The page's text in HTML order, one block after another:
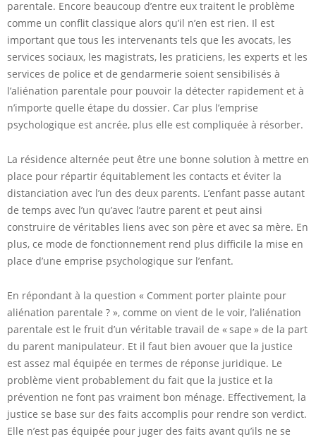
parentale. Encore beaucoup d’entre eux traitent le problème
comme un conflit classique alors qu’il n’en est rien. Il est
important que tous les intervenants tels que les avocats, les
services sociaux, les magistrats, les praticiens, les experts et les
services de police et de gendarmerie soient sensibilisés à
l’aliénation parentale pour pouvoir la détecter rapidement et à
n’importe quelle étape du dossier. Car plus l’emprise
psychologique est ancrée, plus elle est compliquée à résorber.
La résidence alternée peut être une bonne solution à mettre en
place pour répartir équitablement les contacts et éviter la
distanciation avec l’un des deux parents. L’enfant passe autant
de temps avec l’un qu’avec l’autre parent et peut ainsi
construire de véritables liens avec son père et avec sa mère. En
plus, ce mode de fonctionnement rend plus difficile la mise en
place d’une emprise psychologique sur l’enfant.
En répondant à la question « Comment porter plainte pour
aliénation parentale ? », comme on vient de le voir, l’aliénation
parentale est le fruit d’un véritable travail de « sape » de la part
du parent manipulateur. Et il faut bien avouer que la justice
est assez mal équipée en termes de réponse juridique. Le
problème vient probablement du fait que la justice et la
prévention ne font pas vraiment bon ménage. Effectivement, la
justice se base sur des faits accomplis pour rendre son verdict.
Elle n’est pas équipée pour juger des faits avant qu’ils ne se